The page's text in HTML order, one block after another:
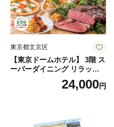
東京都文京区
【東京ドームホテル】 3階 ス
ーパーダイニング リラッサ
ランチブッフェ お食事券 大
人1名様分 関東 東京 ご利用
24,000円